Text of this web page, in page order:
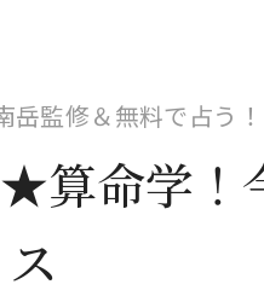
監修＆無料で占う！
算命学！